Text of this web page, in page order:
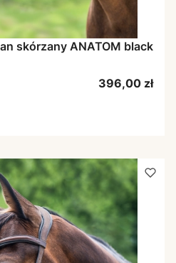
skórzany ANATOM black
Cena
396,00 zł